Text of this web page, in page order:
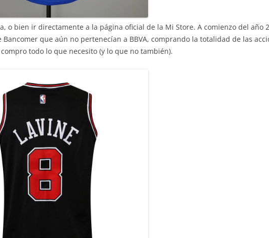
o bien ir directamente a la página oficial de la Mi Store. A comienzo del año
que aún no pertenecían a BBVA, comprando la totalidad de las
todo lo que necesito (y lo que no también).